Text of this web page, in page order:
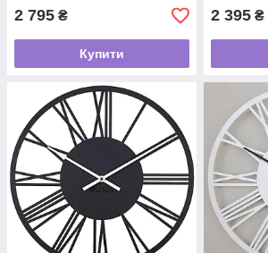
2 795 ₴
Купити
2 395 ₴